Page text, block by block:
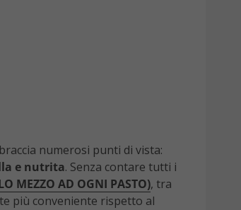
numerosi punti di vista:
e nutrita. Senza contare tutti i
MEZZO AD OGNI PASTO), tra
più conveniente rispetto al